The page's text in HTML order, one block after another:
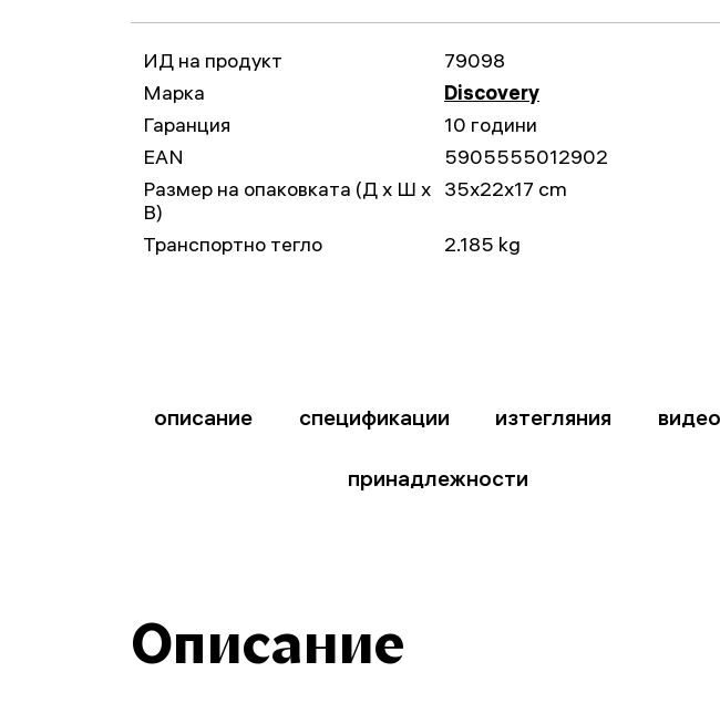
ИД на продукт
79098
Марка
Discovery
Гаранция
10 години
EAN
5905555012902
Размер на опаковката (Д x Ш x
В)
35x22x17 cm
Транспортно тегло 2.185 kg
описание спецификации изтегляния видео
принадлежности
Описание